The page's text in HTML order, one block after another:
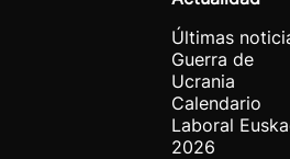
Últimas
Guerra de
Ucrania
Calendario
Laboral
2026